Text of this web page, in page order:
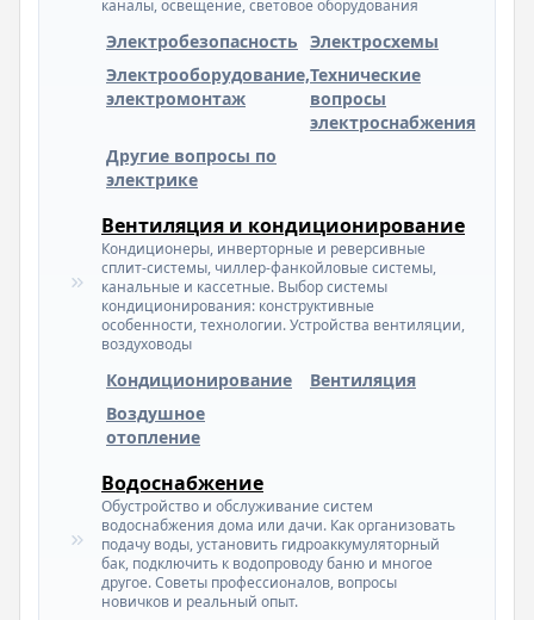
каналы, освещение, световое оборудования
Электробезопасность Электросхемы
Электрооборудование,
электромонтаж
Технические
вопросы
электроснабжения
Другие вопросы по
электрике
Вентиляция и кондиционирование
Кондиционеры, инверторные и реверсивные
сплит-системы, чиллер-фанкойловые системы,
канальные и кассетные. Выбор системы
кондиционирования: конструктивные
особенности, технологии. Устройства вентиляции,
воздуховоды
Кондиционирование
Вентиляция
Воздушное
отопление
Водоснабжение
Обустройство и обслуживание систем
водоснабжения дома или дачи. Как организовать
подачу воды, установить гидроаккумуляторный
бак, подключить к водопроводу баню и многое
другое. Советы профессионалов, вопросы
новичков и реальный опыт.